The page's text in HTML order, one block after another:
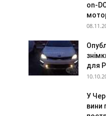
on-
для
У
вини